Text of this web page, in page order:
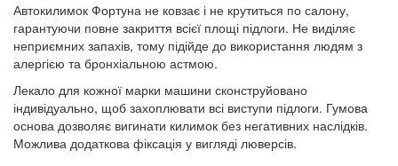
Автокилимок Фортуна не ковзає і не крутиться по салону,
гарантуючи повне закриття всієї площі підлоги. Не виділяє
неприємних запахів, тому підійде до використання людям з
алергією та бронхіальною астмою.
Лекало для кожної марки машини сконструйовано
індивідуально, щоб захоплювати всі виступи підлоги. Гумова
основа дозволяє вигинати килимок без негативних наслідків.
Можлива додаткова фіксація у вигляді люверсів.